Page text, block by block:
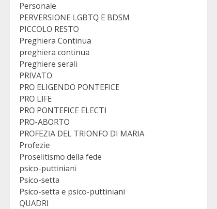
Personale
PERVERSIONE LGBTQ E BDSM
PICCOLO RESTO
Preghiera Continua
preghiera continua
Preghiere serali
PRIVATO
PRO ELIGENDO PONTEFICE
PRO LIFE
PRO PONTEFICE ELECTI
PRO-ABORTO
PROFEZIA DEL TRIONFO DI MARIA
Profezie
Proselitismo della fede
psico-puttiniani
Psico-setta
Psico-setta e psico-puttiniani
QUADRI